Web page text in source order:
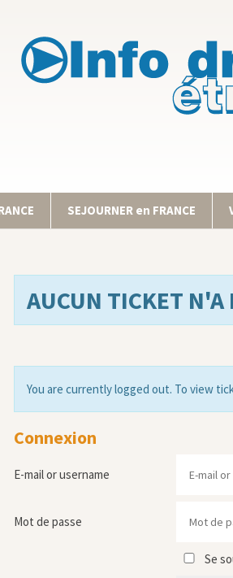
SEJOURNER en FRANCE
AUCUN TICKET N'A
You are currently logged out. To view
Connexion
E-mail or username
Mot de passe
Se